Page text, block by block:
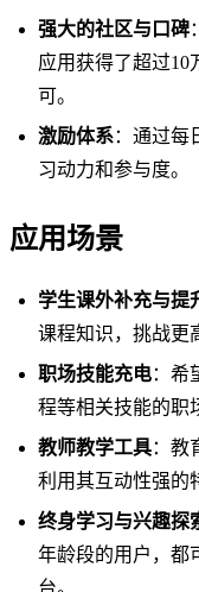
强大的社区与口碑
应用获得了超过10
可。
激励体系：通过每
习动力和参与度。
应用场景
学生课外补充与提
课程知识，挑战更
职场技能充电：希
程等相关技能的职
教师教学工具：教
利用其互动性强的
终身学习与兴趣探
年龄段的用户，都
台。